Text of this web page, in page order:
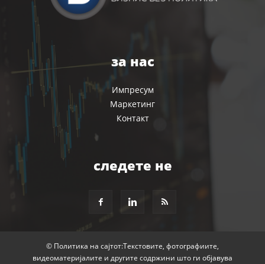
за нас
Импресум
Маркетинг
Контакт
следете не
© Политика на сајтот:Текстовите, фотографиите,
видеоматеријалите и другите содржини што ги објавува